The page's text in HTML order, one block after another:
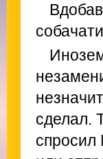
сделал.
спросил